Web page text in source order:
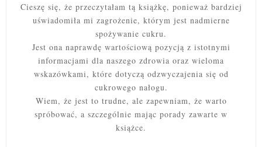
Cieszę się, że przeczytałam tą książkę, ponieważ bardziej
uświadomiła mi zagrożenie, którym jest nadmierne
spożywanie cukru.
Jest ona naprawdę wartościową pozycją z istotnymi
informacjami dla naszego zdrowia oraz wieloma
wskazówkami, które dotyczą odzwyczajenia się od
cukrowego nałogu.
Wiem, że jest to trudne, ale zapewniam, że warto
spróbować, a szczególnie mając porady zawarte w
książce.